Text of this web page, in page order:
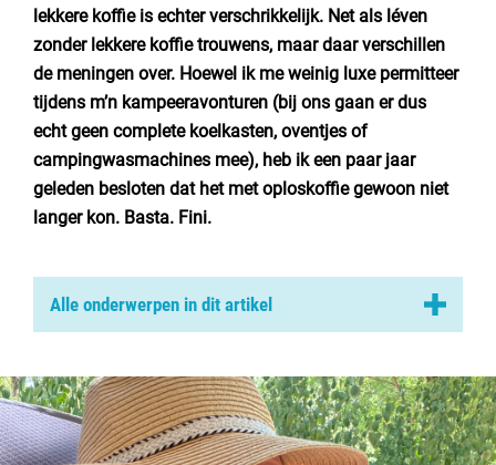
Nederland
Luxemburg
Frankrijk
Zwitserland
Nieuws / blog
Veel gestelde vragen
Meld mijn camping aan
lekkere koffieis echter verschrikkelijk. Net als léven
zonder lekkere koffie trouwens, maar daar verschillen
de meningen over. Hoewel ik me weinig luxe permitteer
tijdens m’n kampeeravonturen (bij ons gaan er dus
echt geen complete koelkasten, oventjes of
campingwasmachines mee), heb ik een paar jaar
geleden besloten dat het met oploskoffie gewoon niet
langer kon. Basta. Fini.
Alle onderwerpen in dit artikel
De buurman als redder in nood
Senseo? Nee bedankt.
Vechten om de laatste